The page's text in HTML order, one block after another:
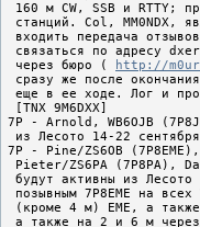
160 м CW, SSB и RTTY;
станций. Col, MM0NDX,
входить передача
связаться по адресу
через бюро (
http://
сразу же после
еще в ее ходе. Лог и
[TNX 9M6DXX]
7P - Arnold, WB6OJB
из Лесото 14-22
7P - Pine/ZS6OB (7P8EME),
Pieter/ZS6PA (7P8PA),
будут активны из
позывным 7P8EME на
(кроме 4 м) EME, а
а также на 2 и 6 м